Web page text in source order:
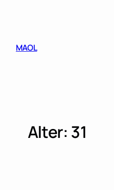
MAOL
Alter: 31